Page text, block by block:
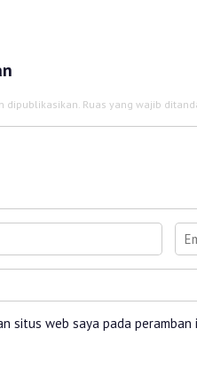
dipublikasikan. Ruas yang wajib
situs web saya pada